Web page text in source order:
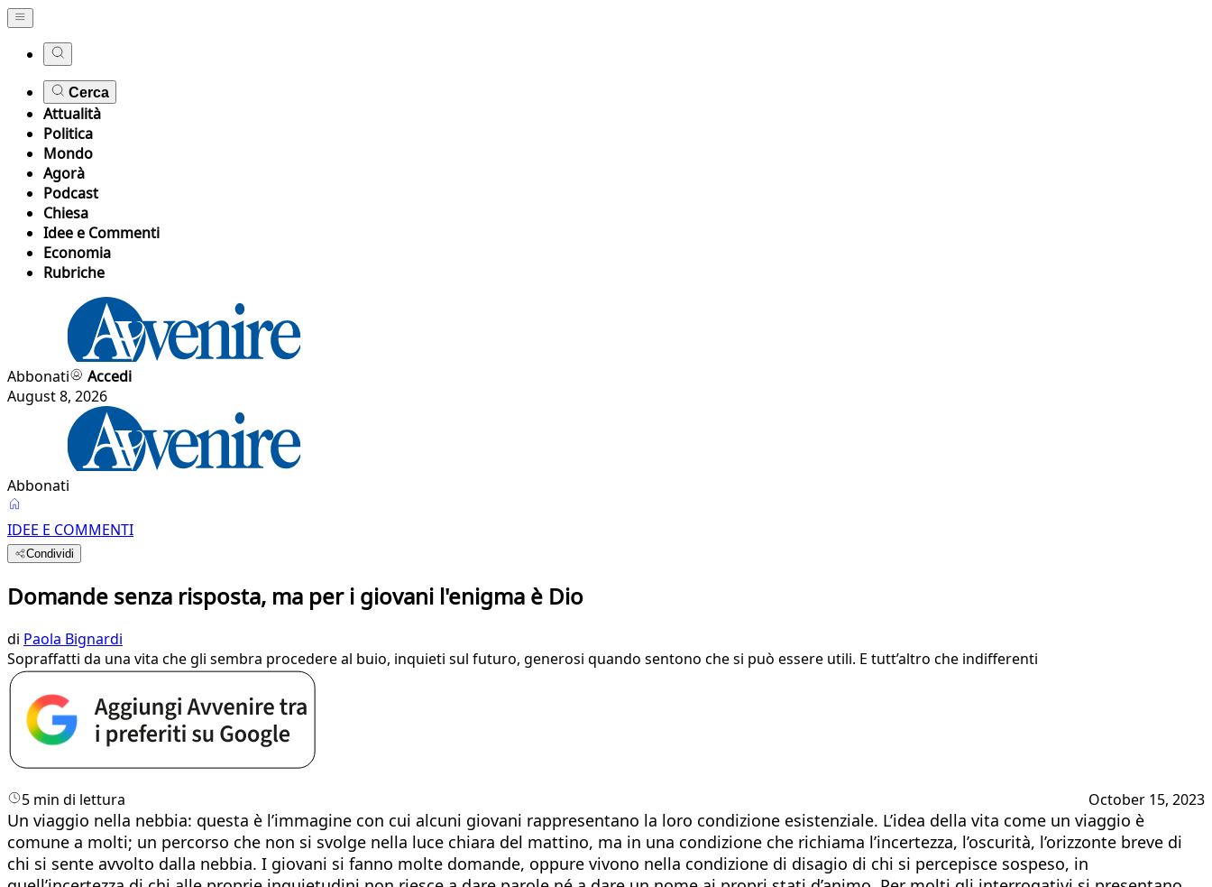
Cerca
Attualità
Politica
Mondo
Agorà
Podcast
Chiesa
Idee e Commenti
Economia
Rubriche
Abbonati
Accedi
August 8, 2026
Abbonati
IDEE E COMMENTI
Condividi
Domande senza risposta, ma per i giovani l'enigma è Dio
di Paola Bignardi
Sopraffatti da una vita che gli sembra procedere al buio, inquieti sul futuro, generosi quando sentono che si può essere utili. E tutt’altro che indifferenti
5 min di lettura October 15, 2023
Un viaggio nella nebbia: questa è l’immagine con cui alcuni giovani rappresentano la loro condizione esistenziale. L’idea della vita come un viaggio è
comune a molti; un percorso che non si svolge nella luce chiara del mattino, ma in una condizione che richiama l’incertezza, l’oscurità, l’orizzonte breve di
chi si sente avvolto dalla nebbia. I giovani si fanno molte domande, oppure vivono nella condizione di disagio di chi si percepisce sospeso, in